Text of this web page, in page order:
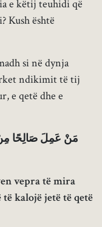
e këtij teuhidi që
Kush është
si në dynja
ndikimit të tij
e qetë dhe e
مَنْ عَمِلَ صَالِحًا مِنْ
vepra të mira
të kalojë jetë të qetë